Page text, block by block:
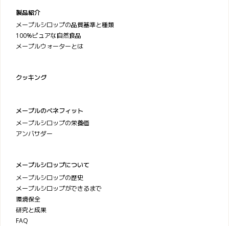
製品紹介
メープルシロップの品質基準と種類
100%ピュアな自然食品
メープルウォーターとは
クッキング
メープルのベネフィット
メープルシロップの栄養価
アンバサダー
メープルシロップについて
メープルシロップの歴史
メープルシロップができるまで
環境保全
研究と成果
FAQ